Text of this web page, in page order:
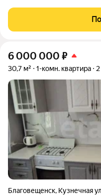
порядок и не хочет
преимущества
6 000 000 ₽
30,7 м² 1-комн. квартира 2
Благовещенск, Кузнечная